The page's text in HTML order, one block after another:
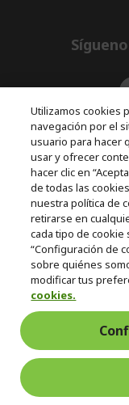
Utilizamos cookies
navegación por el
usuario para hacer
usar y ofrecer
hacer clic en
de todas las
nuestra política de
retirarse en
cada tipo de
“Configuración de
sobre quiénes
modificar tus
cookies.